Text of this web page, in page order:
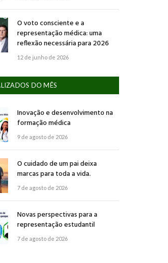
O voto consciente e a
representação médica: uma
reflexão necessária para 2026
12 de junho de 2026
DO MÊS
Inovação e desenvolvimento na
formação médica
9 de agosto de 2026
O cuidado de um pai deixa
marcas para toda a vida.
7 de agosto de 2026
Novas perspectivas para a
representação estudantil
7 de agosto de 2026